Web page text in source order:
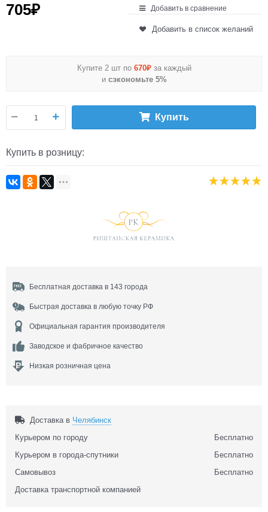
705₽ Добавить в сравнение
Добавить в список желаний
Купите 2 шт по670₽ за каждый
исэкономьте 5%
Купить
Купить в розницу:
Бесплатная доставка в 143 города
Быстрая доставка в любую точку РФ
Официальная гарантия производителя
Заводское и фабричное качество
Низкая розничная цена
Доставка в Челябинск
Курьером по городу
Бесплатно
Курьером в города-спутники
Бесплатно
Самовывоз
Бесплатно
Доставка транспортной компанией